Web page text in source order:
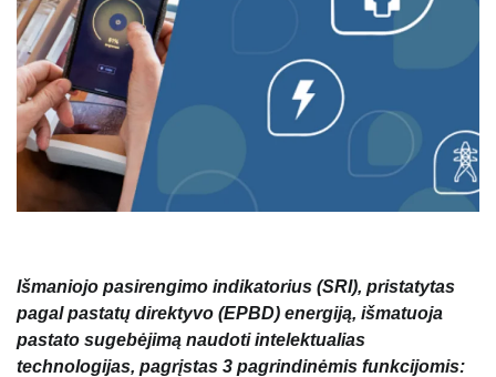
Išmaniojo pasirengimo indikatorius (SRI), pristatytas
pagal pastatų direktyvo (EPBD) energiją, išmatuoja
pastato sugebėjimą naudoti intelektualias
technologijas, pagrįstas 3 pagrindinėmis funkcijomis: